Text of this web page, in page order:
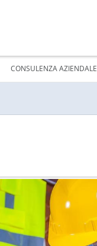
CONSULENZA AZIENDALE